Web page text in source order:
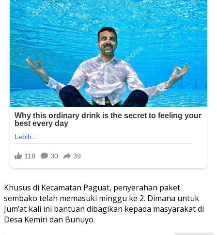
Khusus di Kecamatan Paguat, penyerahan paket
sembako telah memasuki minggu ke 2. Dimana untuk
Jum’at kali ini bantuan dibagikan kepada masyarakat di
Desa Kemiri dan Bunuyo.